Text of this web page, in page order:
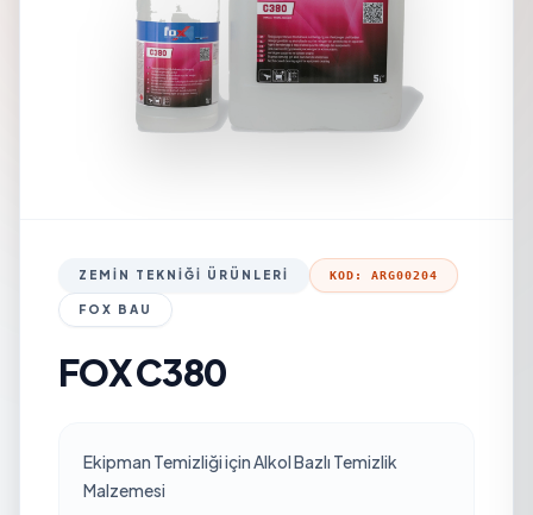
ZEMIN TEKNIĞI ÜRÜNLERI KOD: ARG00204
FOX BAU
FOX C380
Ekipman Temizliği için Alkol Bazlı Temizlik
Malzemesi